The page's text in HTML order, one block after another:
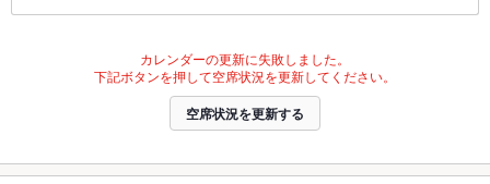
カレンダーの更新に失敗しました。
下記ボタンを押して空席状況を更新してください。
空席状況を更新する